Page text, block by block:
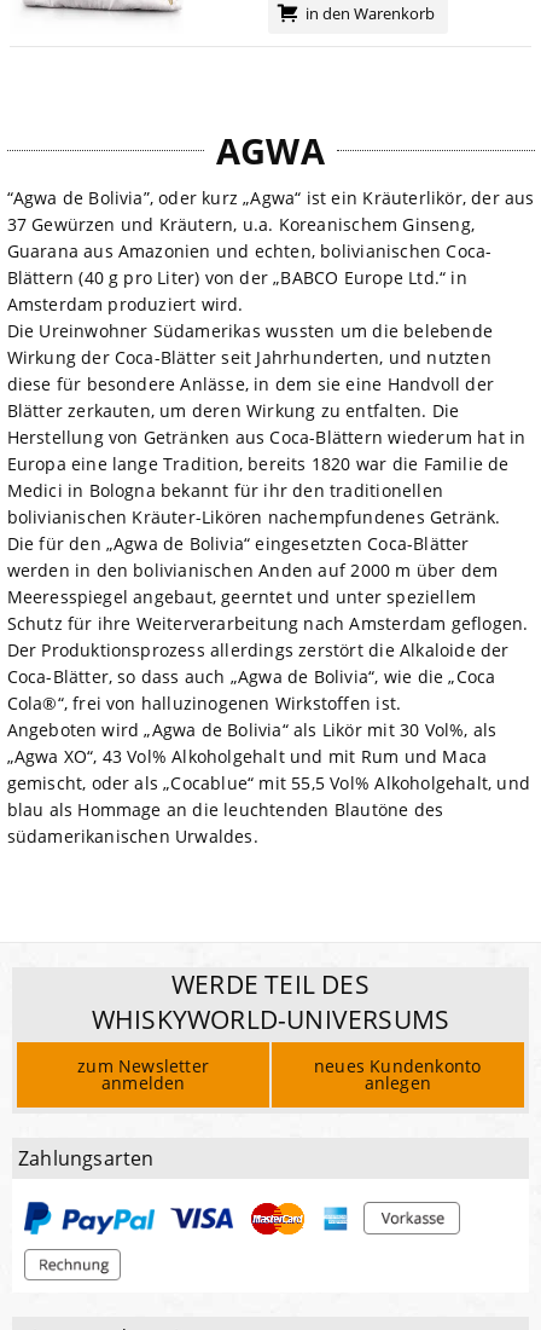
in den Warenkorb
AGWA
“Agwa de Bolivia”, oder kurz „Agwa“ ist ein Kräuterlikör, der aus
37 Gewürzen und Kräutern, u.a. Koreanischem Ginseng,
Guarana aus Amazonien und echten, bolivianischen Coca-
Blättern (40 g pro Liter) von der „BABCO Europe Ltd.“ in
Amsterdam produziert wird.
Die Ureinwohner Südamerikas wussten um die belebende
Wirkung der Coca-Blätter seit Jahrhunderten, und nutzten
diese für besondere Anlässe, in dem sie eine Handvoll der
Blätter zerkauten, um deren Wirkung zu entfalten. Die
Herstellung von Getränken aus Coca-Blättern wiederum hat in
Europa eine lange Tradition, bereits 1820 war die Familie de
Medici in Bologna bekannt für ihr den traditionellen
bolivianischen Kräuter-Likören nachempfundenes Getränk.
Die für den „Agwa de Bolivia“ eingesetzten Coca-Blätter
werden in den bolivianischen Anden auf 2000 m über dem
Meeresspiegel angebaut, geerntet und unter speziellem
Schutz für ihre Weiterverarbeitung nach Amsterdam geflogen.
Der Produktionsprozess allerdings zerstört die Alkaloide der
Coca-Blätter, so dass auch „Agwa de Bolivia“, wie die „Coca
Cola®“, frei von halluzinogenen Wirkstoffen ist.
Angeboten wird „Agwa de Bolivia“ als Likör mit 30 Vol%, als
„Agwa XO“, 43 Vol% Alkoholgehalt und mit Rum und Maca
gemischt, oder als „Cocablue“ mit 55,5 Vol% Alkoholgehalt, und
blau als Hommage an die leuchtenden Blautöne des
südamerikanischen Urwaldes.
WERDE TEIL DES
WHISKYWORLD-UNIVERSUMS
zum Newsletter
anmelden
neues Kundenkonto
anlegen
Zahlungsarten